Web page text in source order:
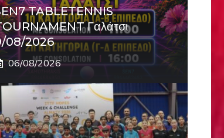
TABLETENNIS
Γαλάτσι
08/2026
06/08/2026